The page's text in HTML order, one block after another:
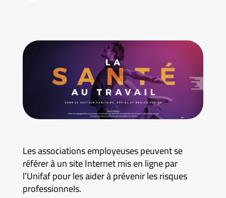
Les associations employeuses peuvent se
référer à un site Internet mis en ligne par
l’Unifaf pour les aider à prévenir les risques
professionnels.